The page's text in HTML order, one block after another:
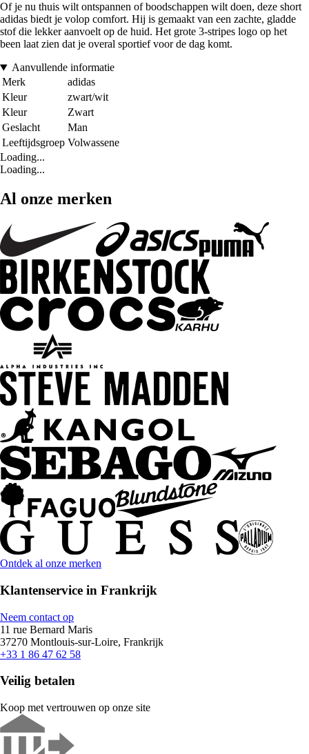
Of je nu thuis wilt ontspannen of boodschappen wilt doen, deze short
adidas biedt je volop comfort. Hij is gemaakt van een zachte, gladde
stof die lekker aanvoelt op de huid. Het grote 3-stripes logo op het
been laat zien dat je overal sportief voor de dag komt.
Aanvullende informatie
Merk
adidas
Kleur
zwart/wit
Kleur
Zwart
Geslacht
Man
Leeftijdsgroep Volwassene
Loading...
Loading...
Al onze merken
Ontdek al onze merken
Klantenservice in Frankrijk
Neem contact op
11 rue Bernard Maris
37270 Montlouis-sur-Loire, Frankrijk
+33 1 86 47 62 58
Veilig betalen
Koop met vertrouwen op onze site